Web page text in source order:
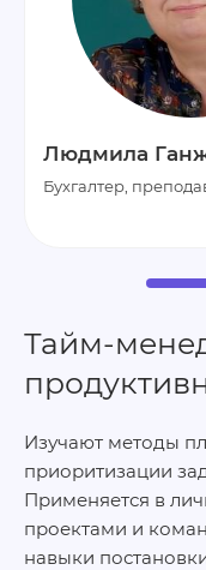
Людмила
Бухгалтер,
Изучают методы
приоритизации
Применяется в
проектами и
навыки